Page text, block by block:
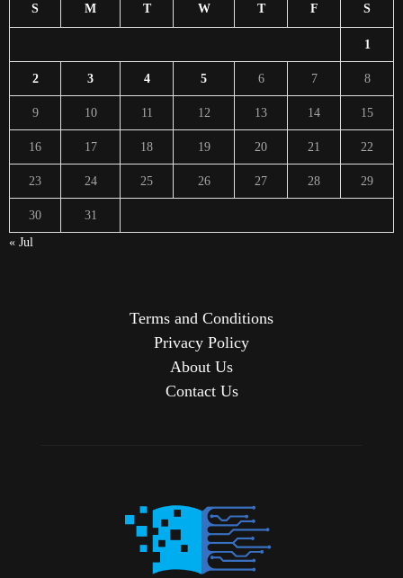
S M T W T F S
1
2 3 4 5 6 7 8
9 10 11 12 13 14 15
16 17 18 19 20 21 22
23 24 25 26 27 28 29
30
31
« Jul
Terms and Conditions
Privacy Policy
About Us
Contact Us